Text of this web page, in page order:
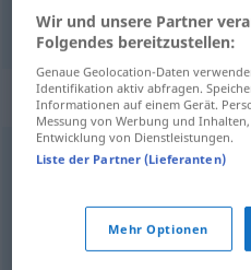
stolgång, avföring Stuhl
Synonyme für
Scheiße (derb), Losung
Ausscheidung,Wurst
Wir und unsere Partner
Folgendes bereitzustellen:
Genaue Geolocation-Daten
Identifikation aktiv abfragen.
Informationen auf einem Gerät.
Messung von Werbung und
Entwicklung von Dienstleistungen.
Liste der Partner (Lieferanten)
Mehr Optionen